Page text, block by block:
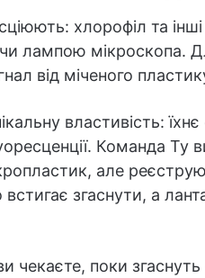
хлорофіл та
лампою мікроскопа.
від міченого
властивість:
Команда Ту
але
згаснути, а
чекаєте, поки згаснуть